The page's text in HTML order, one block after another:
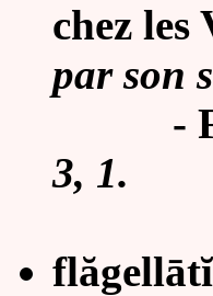
chez
par son
-
3, 1.
flăgellā